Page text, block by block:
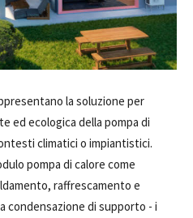
la soluzione per
ed ecologica della pompa di
climatici o impiantistici.
pompa di calore come
raffrescamento e
condensazione di supporto - i